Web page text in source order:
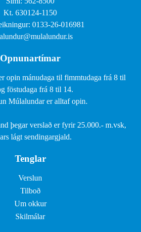
Kt. 630124-1150
0133-26-016981
Opnunartímar
opin mánudaga til fimmtudaga frá 8 til
föstudaga frá 8 til 14.
Múlalundar er alltaf opin.
þegar verslað er fyrir 25.000.- m.vsk,
lágt sendingargjald.
Tenglar
Verslun
Tilboð
Um okkur
Skilmálar